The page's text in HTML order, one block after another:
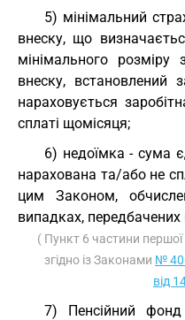
5) мінімальний
внеску, що
мінімального розміру
внеску, встановлений
нараховується
сплаті щомісяця;
6) недоїмка - сума
нарахована та/або не
цим Законом,
випадках,
( Пункт 6 частини першої
згідно із Законами №
від
7) Пенсійний фонд